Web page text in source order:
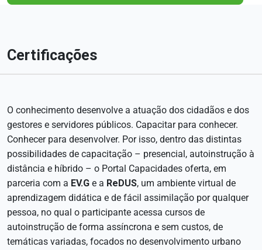
Certificações
O conhecimento desenvolve a atuação dos cidadãos e dos
gestores e servidores públicos. Capacitar para conhecer.
Conhecer para desenvolver. Por isso, dentro das distintas
possibilidades de capacitação – presencial, autoinstrução à
distância e híbrido – o Portal Capacidades oferta, em
parceria com a EV.G e a ReDUS, um ambiente virtual de
aprendizagem didática e de fácil assimilação por qualquer
pessoa, no qual o participante acessa cursos de
autoinstrução de forma assíncrona e sem custos, de
temáticas variadas, focados no desenvolvimento urbano